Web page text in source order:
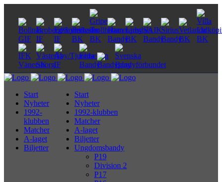
Start
Nyheter
1992-klubben
Matcher
A-laget
Biljetter
Ungdomsbandy
P19
Division 2
P17
Start
Nyheter
1992-
klubben
Matcher
A-laget
Biljetter